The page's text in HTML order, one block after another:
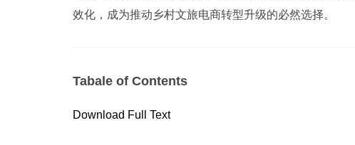
效化，成为推动乡村文旅电商转型升级的必然选择。
Tabale of Contents
Download Full Text